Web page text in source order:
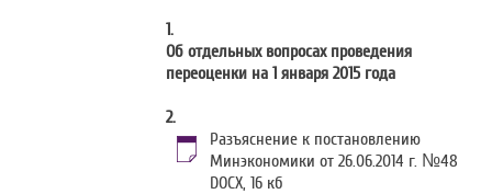
1.
Об отдельных вопросах проведения
переоценки на 1 января 2015 года
2.
Разъяснение к постановлению
Минэкономики от 26.06.2014 г. №48
DOCX, 16 кб